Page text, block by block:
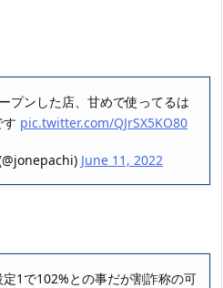
プンした店、甘めで使ってるは
pic.twitter.com/QJrSX5KO80
June 11, 2022
1で102%との事だが割詐称の可